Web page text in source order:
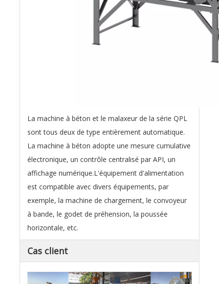
La machine à béton et le malaxeur de la série QPL
sont tous deux de type entièrement automatique.
La machine à béton adopte une mesure cumulative
électronique, un contrôle centralisé par API, un
affichage numérique.L'équipement d'alimentation
est compatible avec divers équipements, par
exemple, la machine de chargement, le convoyeur
à bande, le godet de préhension, la poussée
horizontale, etc.
Cas client